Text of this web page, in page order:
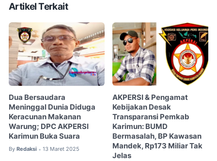
Artikel Terkait
Dua Bersaudara
Meninggal Dunia Diduga
Keracunan Makanan
Warung; DPC AKPERSI
Karimun Buka Suara
By Redaksi • 13 Maret 2025
AKPERSI & Pengamat
Kebijakan Desak
Transparansi Pemkab
Karimun: BUMD
Bermasalah, BP Kawasan
Mandek, Rp173 Miliar Tak
Jelas